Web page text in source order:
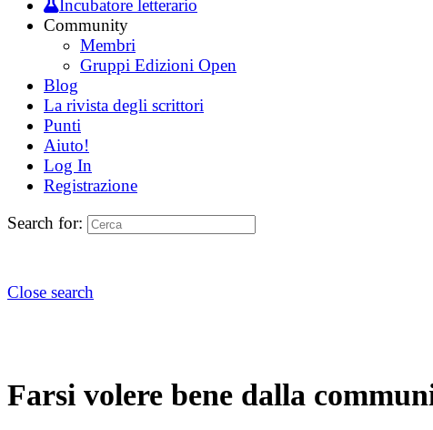
Incubatore letterario
Community
Membri
Gruppi Edizioni Open
Blog
La rivista degli scrittori
Punti
Aiuto!
Log In
Registrazione
Search for:
Close search
Farsi volere bene dalla